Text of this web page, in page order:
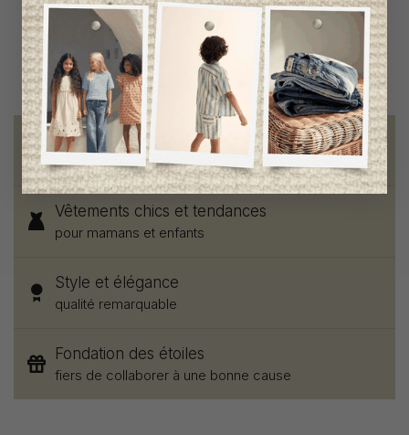
Livraison gratuite
sur toute commande de 100 $ et plus
Vêtements chics et tendances
pour mamans et enfants
Style et élégance
qualité remarquable
Fondation des étoiles
fiers de collaborer à une bonne cause